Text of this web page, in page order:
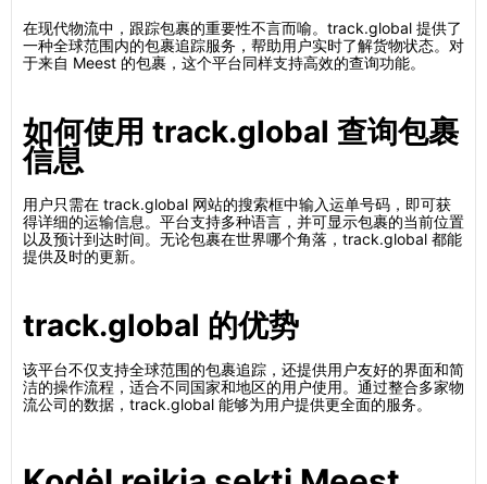
在现代物流中，跟踪包裹的重要性不言而喻。track.global 提供了
一种全球范围内的包裹追踪服务，帮助用户实时了解货物状态。对
于来自 Meest 的包裹，这个平台同样支持高效的查询功能。
如何使用 track.global 查询包裹
信息
用户只需在 track.global 网站的搜索框中输入运单号码，即可获
得详细的运输信息。平台支持多种语言，并可显示包裹的当前位置
以及预计到达时间。无论包裹在世界哪个角落，track.global 都能
提供及时的更新。
track.global 的优势
该平台不仅支持全球范围的包裹追踪，还提供用户友好的界面和简
洁的操作流程，适合不同国家和地区的用户使用。通过整合多家物
流公司的数据，track.global 能够为用户提供更全面的服务。